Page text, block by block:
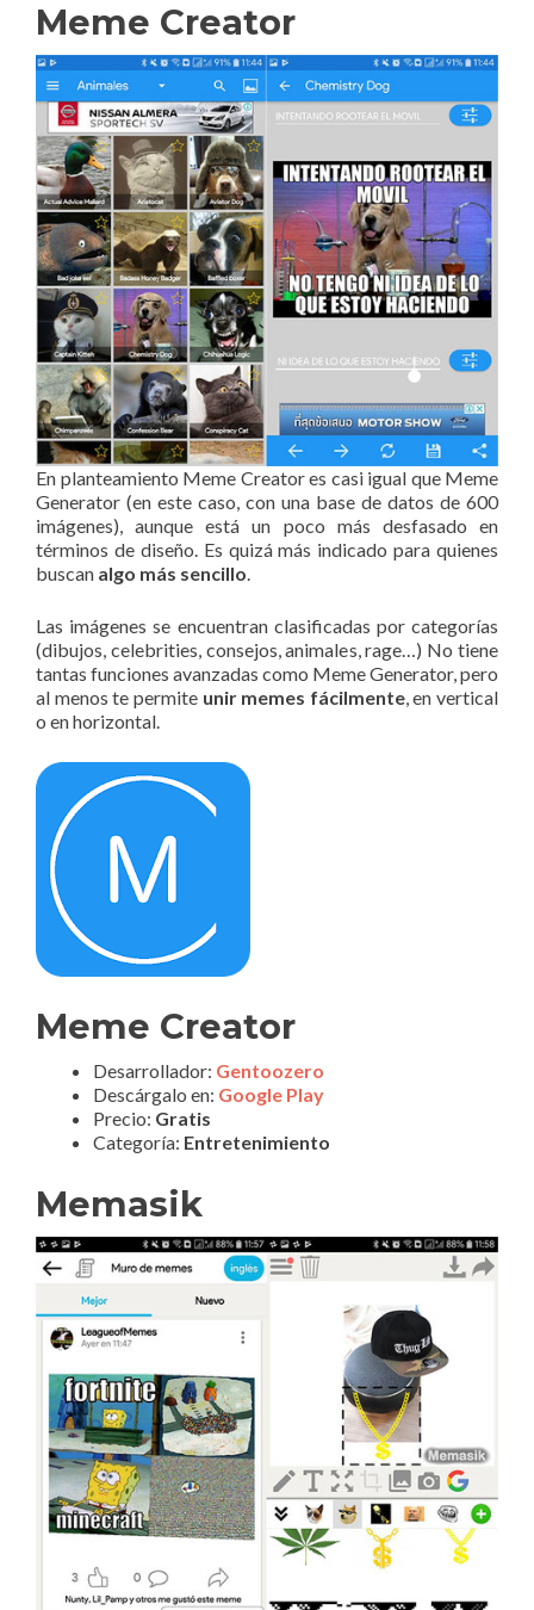
Meme Creator
En planteamiento Meme Creator es casi igual que Meme
Generator (en este caso, con una base de datos de 600
imágenes), aunque está un poco más desfasado en
términos de diseño. Es quizá más indicado para quienes
buscan algo más sencillo.
Las imágenes se encuentran clasificadas por categorías
(dibujos, celebrities, consejos, animales, rage…) No tiene
tantas funciones avanzadas como Meme Generator, pero
al menos te permite unir memes fácilmente, en vertical
o en horizontal.
Meme Creator
Desarrollador: Gentoozero
Descárgalo en: Google Play
Precio: Gratis
Categoría: Entretenimiento
Memasik